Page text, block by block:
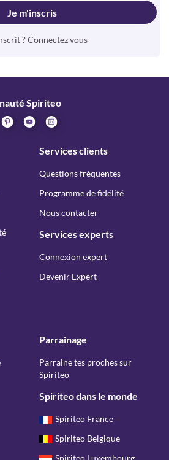
Je m'inscris
? Connectez vous
Spiriteo
Services clients
Questions fréquentes
Programme de fidélité
Nous contacter
Services experts
Connexion expert
Devenir Expert
Parrainage
Parraine tes proches sur
Spiriteo
Spiriteo dans le monde
Spiriteo France
Spiriteo Belgique
Spiriteo Luxembourg